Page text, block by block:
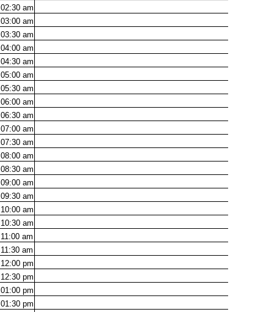
02:30 am
03:00 am
03:30 am
04:00 am
04:30 am
05:00 am
05:30 am
06:00 am
06:30 am
07:00 am
07:30 am
08:00 am
08:30 am
09:00 am
09:30 am
10:00 am
10:30 am
11:00 am
11:30 am
12:00 pm
12:30 pm
01:00 pm
01:30 pm